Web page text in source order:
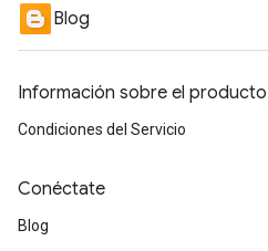
Blog
Información sobre el producto
Condiciones del Servicio
Conéctate
Blog